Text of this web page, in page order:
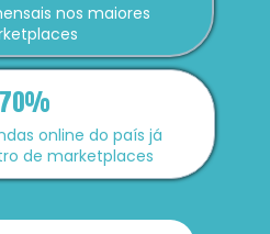
70%
online do país já
de marketplaces
nos maiores